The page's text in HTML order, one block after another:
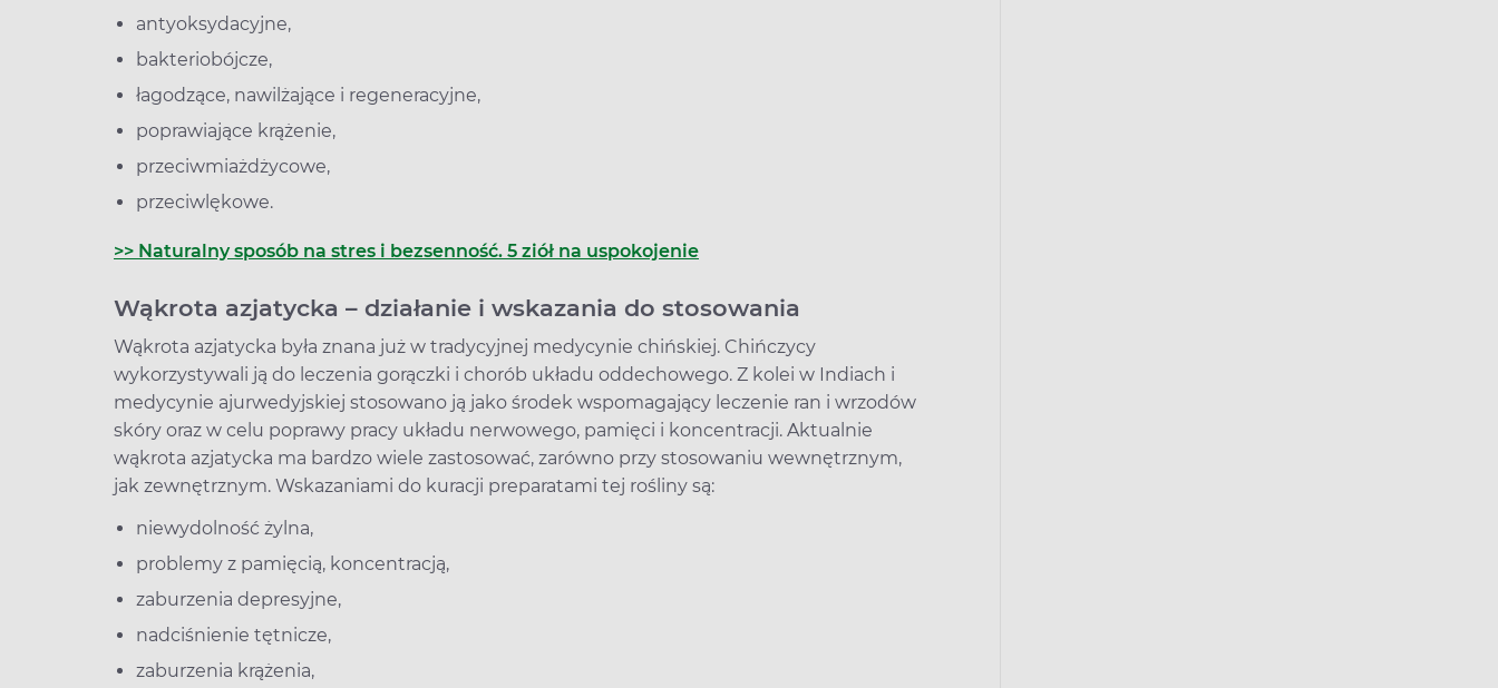
antyoksydacyjne,
bakteriobójcze,
łagodzące, nawilżające i regeneracyjne,
poprawiające krążenie,
przeciwmiażdżycowe,
przeciwlękowe.
>> Naturalny sposób na stres i bezsenność. 5 ziół na uspokojenie
Wąkrota azjatycka – działanie i wskazania do stosowania
Wąkrota azjatycka była znana już w tradycyjnej medycynie chińskiej. Chińczycy
wykorzystywali ją do leczenia gorączki i chorób układu oddechowego. Z kolei w Indiach i
medycynie ajurwedyjskiej stosowano ją jako środek wspomagający leczenie ran i wrzodów
skóry oraz w celu poprawy pracy układu nerwowego, pamięci i koncentracji. Aktualnie
wąkrota azjatycka ma bardzo wiele zastosować, zarówno przy stosowaniu wewnętrznym,
jak zewnętrznym. Wskazaniami do kuracji preparatami tej rośliny są:
niewydolność żylna,
problemy z pamięcią, koncentracją,
zaburzenia depresyjne,
nadciśnienie tętnicze,
zaburzenia krążenia,